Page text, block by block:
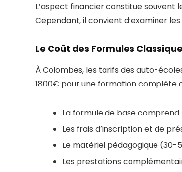
L’aspect financier constitue
Cependant, il convient d’examiner
Le Coût des Formules
À Colombes, les tarifs des auto-
1800€ pour une formation complète
La formule de base
Les frais d’inscription et de
Le matériel pédagogique (30-
Les prestations